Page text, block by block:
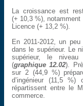
La croissance est
(+ 10,3 %),
Licence (+ 13,2 %).
En 2011-2012, un
dans le supérieur. Le
supérieur, le
(graphique 12.02).
sur 2 (44,9 %)
d’ingénieur (11,5
répartissent entre le
commerce.